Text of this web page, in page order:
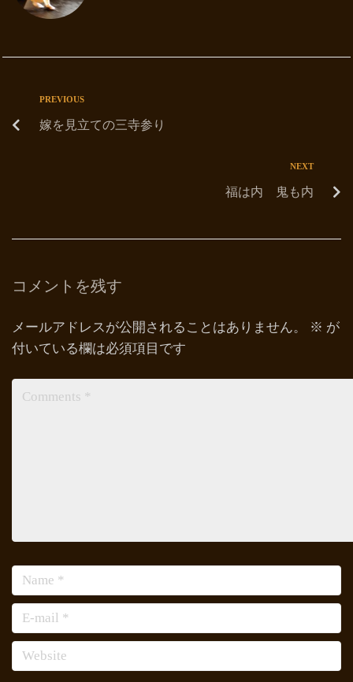
PREVIOUS
嫁を見立ての三寺参り
NEXT
福は内 鬼も内
コメントを残す
メールアドレスが公開されることはありません。 ※ が
付いている欄は必須項目です